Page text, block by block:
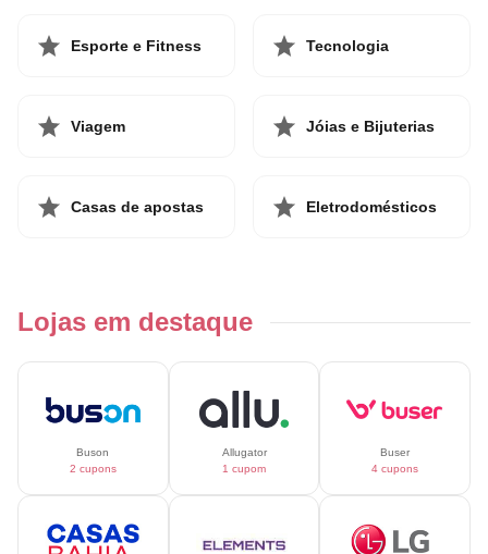
Esporte e Fitness Tecnologia
Viagem Jóias e Bijuterias
Casas de apostas Eletrodomésticos
Lojas em destaque
Buson
2 cupons
Allugator
1 cupom
Buser
4 cupons